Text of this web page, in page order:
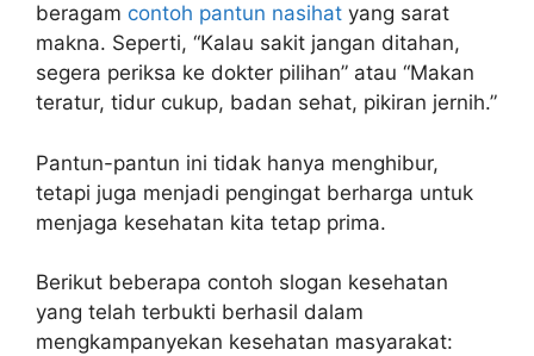
beragam contoh pantun nasihat yang sarat
makna. Seperti, “Kalau sakit jangan ditahan,
segera periksa ke dokter pilihan” atau “Makan
teratur, tidur cukup, badan sehat, pikiran jernih.”
Pantun-pantun ini tidak hanya menghibur,
tetapi juga menjadi pengingat berharga untuk
menjaga kesehatan kita tetap prima.
Berikut beberapa contoh slogan kesehatan
yang telah terbukti berhasil dalam
mengkampanyekan kesehatan masyarakat: